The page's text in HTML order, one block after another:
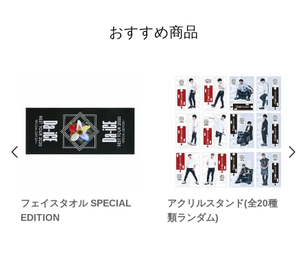
おすすめ商品
フェイスタオル SPECIAL
EDITION
アクリルスタンド(全20種
類ランダム)